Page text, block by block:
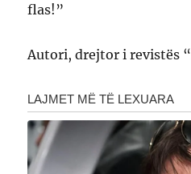
flas!”
Autori, drejtor i revistës